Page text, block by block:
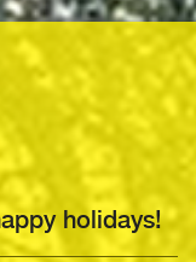
holidays!